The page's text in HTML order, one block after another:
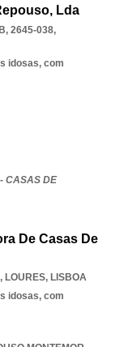
Lda
2645-038,
idosas, com
CASAS DE
De Casas De
, LOURES, LISBOA
idosas, com